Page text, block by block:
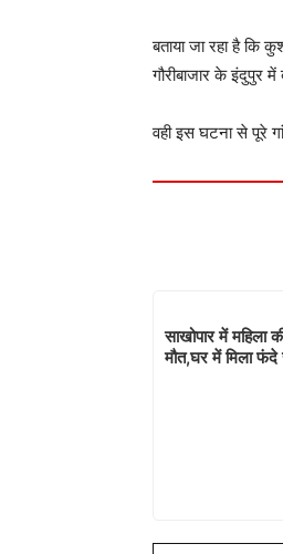
बताया जा रहा है कि
गौरीबाजार के इंदुपुर
वही इस घटना से पूरे
साखोपार में महिला
मौत,घर में मिला